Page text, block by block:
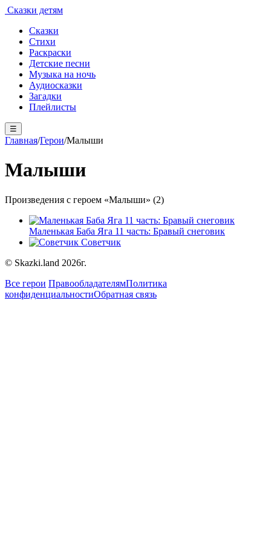
Сказки детям
Сказки
Стихи
Раскраски
Детские песни
Музыка на ночь
Аудиосказки
Загадки
Плейлисты
☰
Главная/Герои/Малыши
Малыши
Произведения с героем «Малыши» (2)
Маленькая Баба Яга 11 часть: Бравый снеговик
Советчик
© Skazki.land 2026г.
Все герои ПравообладателямПолитика
конфиденциальностиОбратная связь